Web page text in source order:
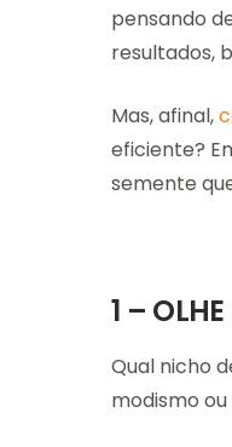
pensando
resultados,
Mas, afinal,
eficiente?
semente
1 –
Qual nicho
modismo